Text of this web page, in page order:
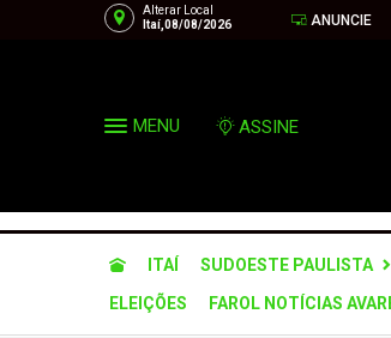
Alterar Local
Itaí,08/08/2026
ANUNCIE
MENU ASSINE
ITAÍ SUDOESTE PAULISTA
ELEIÇÕES
FAROL NOTÍCIAS